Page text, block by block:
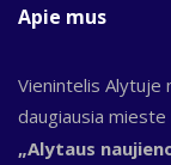
Apie mus
Vienintelis Alytuje
daugiausia
„Alytaus